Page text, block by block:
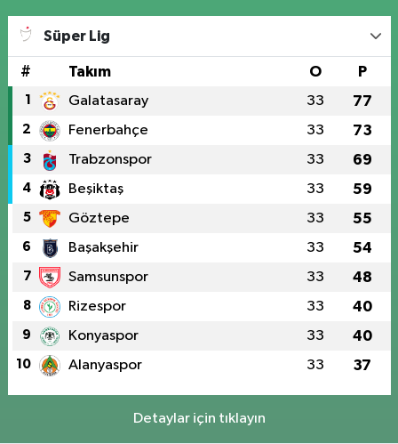
Süper Lig
# Takım O P
1 Galatasaray 33 77
2 Fenerbahçe 33 73
3 Trabzonspor 33 69
4 Beşiktaş 33 59
5 Göztepe 33 55
6 Başakşehir 33 54
7 Samsunspor 33 48
8 Rizespor 33 40
9 Konyaspor 33 40
10 Alanyaspor 33 37
Detaylar için tıklayın